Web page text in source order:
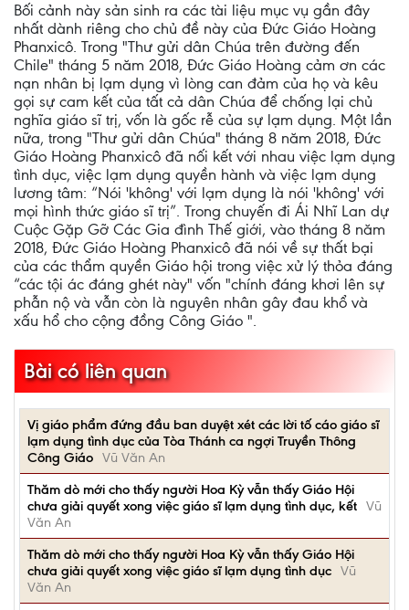
Bối cảnh này sản sinh ra các tài liệu mục vụ gần đây
nhất dành riêng cho chủ đề này của Đức Giáo Hoàng
Phanxicô. Trong "Thư gửi dân Chúa trên đường đến
Chile" tháng 5 năm 2018, Đức Giáo Hoàng cảm ơn các
nạn nhân bị lạm dụng vì lòng can đảm của họ và kêu
gọi sự cam kết của tất cả dân Chúa để chống lại chủ
nghĩa giáo sĩ trị, vốn là gốc rễ của sự lạm dụng. Một lần
nữa, trong "Thư gửi dân Chúa" tháng 8 năm 2018, Đức
Giáo Hoàng Phanxicô đã nối kết với nhau việc lạm dụng
tình dục, việc lạm dụng quyền hành và việc lạm dụng
lương tâm: “Nói 'không' với lạm dụng là nói 'không' với
mọi hình thức giáo sĩ trị”. Trong chuyến đi Ái Nhĩ Lan dự
Cuộc Gặp Gỡ Các Gia đình Thế giới, vào tháng 8 năm
2018, Đức Giáo Hoàng Phanxicô đã nói về sự thất bại
của các thẩm quyền Giáo hội trong việc xử lý thỏa đáng
“các tội ác đáng ghét này" vốn "chính đáng khơi lên sự
phẫn nộ và vẫn còn là nguyên nhân gây đau khổ và
xấu hổ cho cộng đồng Công Giáo ".
Bài có liên quan
Vị giáo phẩm đứng đầu ban duyệt xét các lời tố cáo giáo sĩ
lạm dụng tình dục của Tòa Thánh ca ngợi Truyền Thông
Công Giáo Vũ Văn An
Thăm dò mới cho thấy người Hoa Kỳ vẫn thấy Giáo Hội
chưa giải quyết xong việc giáo sĩ lạm dụng tình dục, kết Vũ
Văn An
Thăm dò mới cho thấy người Hoa Kỳ vẫn thấy Giáo Hội
chưa giải quyết xong việc giáo sĩ lạm dụng tình dục Vũ
Văn An